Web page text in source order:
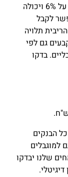
הריבית הממוצעת על הלוואה מהבנק עומדת על 6% ויכולה
אפשר לקבל
תלויה
גם לפי
בדקו
הבנקים
למוגבלים
שלנו יבדקו